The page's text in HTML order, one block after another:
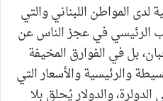
لدى المواطن اللبناني والتي
الرئيسي في عجز الناس عن
بل في الفوارق المخيفة
والرئيسية والأسعار التي
الدولرة، والدولار يُحلق بلا